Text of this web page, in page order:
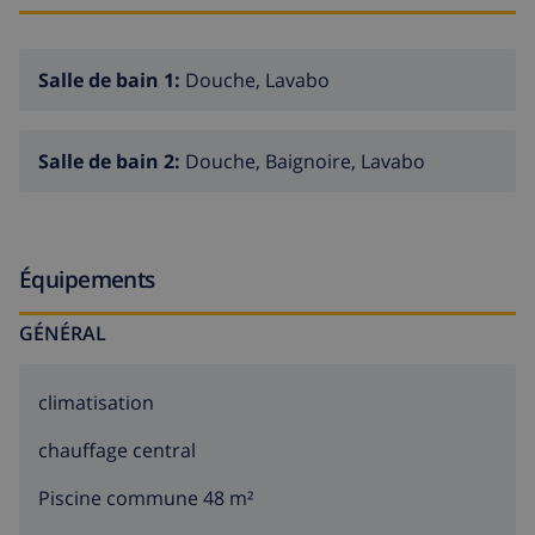
grille-pain et presse-citron
salle de bain en suite
salle de bain avec lavabo simple, douche aménagée
dans une baignoire, bidet et toilette
piscine communale haricot
jardin privé avec pelouse et d´arbres
Salle de bain 1: Douche, Lavabo
Salle de bain 2: Douche, Baignoire, Lavabo
Équipements
GÉNÉRAL
climatisation
chauffage central
Piscine commune 48 m²